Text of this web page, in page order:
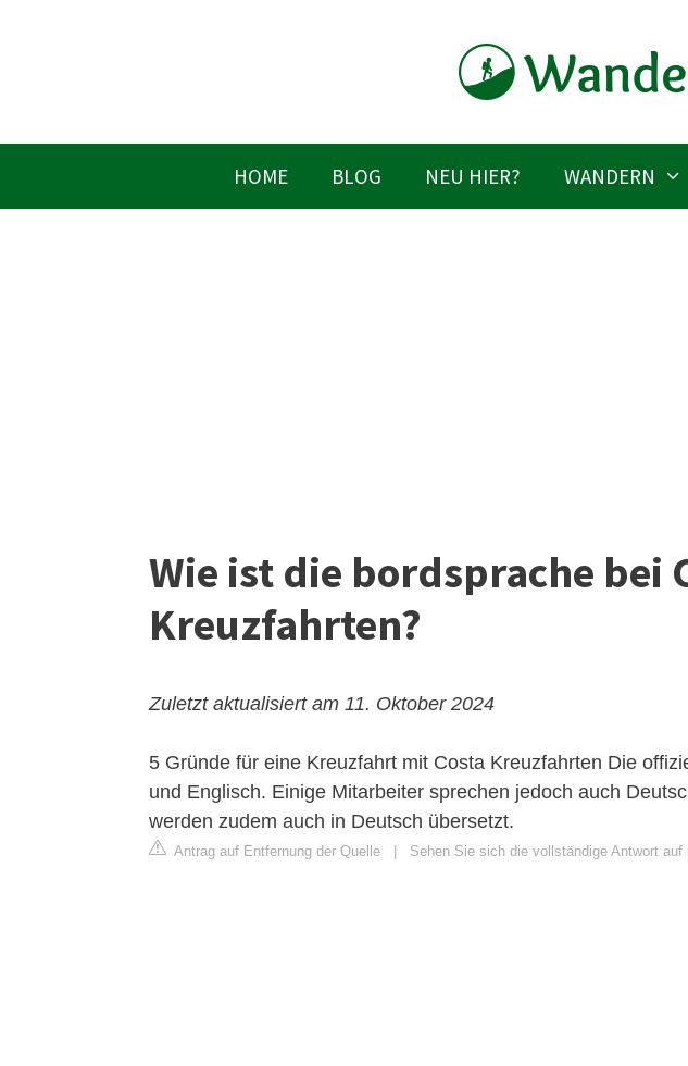
HOME BLOG NEU HIER? WANDERN
Wie ist die bordsprache bei
Kreuzfahrten?
Zuletzt aktualisiert am 11. Oktober 2024
5 Gründe für eine Kreuzfahrt mit Costa Kreuzfahrten Die
und Englisch. Einige Mitarbeiter sprechen jedoch auch
werden zudem auch in Deutsch übersetzt.
Antrag auf Entfernung der Quelle Sehen Sie sich die vollständige Antwort auf